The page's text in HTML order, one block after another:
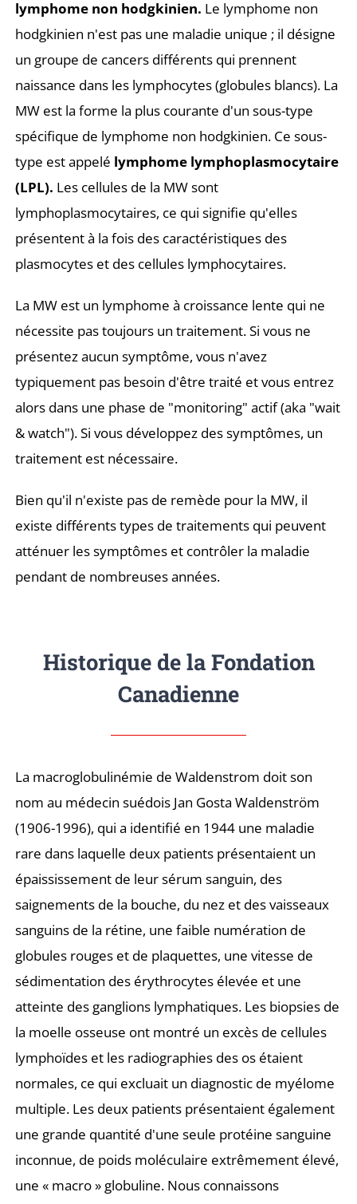
lymphome non hodgkinien. Le lymphome non
hodgkinien n'est pas une maladie unique ; il désigne
un groupe de cancers différents qui prennent
naissance dans les lymphocytes (globules blancs). La
MW est la forme la plus courante d'un sous-type
spécifique de lymphome non hodgkinien. Ce sous-
type est appelé lymphome lymphoplasmocytaire
(LPL). Les cellules de la MW sont
lymphoplasmocytaires, ce qui signifie qu'elles
présentent à la fois des caractéristiques des
plasmocytes et des cellules lymphocytaires.
La MW est un lymphome à croissance lente qui ne
nécessite pas toujours un traitement. Si vous ne
présentez aucun symptôme, vous n'avez
typiquement pas besoin d'être traité et vous entrez
alors dans une phase de "monitoring" actif (aka "wait
& watch"). Si vous développez des symptômes, un
traitement est nécessaire.
Bien qu'il n'existe pas de remède pour la MW, il
existe différents types de traitements qui peuvent
atténuer les symptômes et contrôler la maladie
pendant de nombreuses années.
Historique de la Fondation
Canadienne
La macroglobulinémie de Waldenstrom doit son
nom au médecin suédois Jan Gosta Waldenström
(1906-1996), qui a identifié en 1944 une maladie
rare dans laquelle deux patients présentaient un
épaississement de leur sérum sanguin, des
saignements de la bouche, du nez et des vaisseaux
sanguins de la rétine, une faible numération de
globules rouges et de plaquettes, une vitesse de
sédimentation des érythrocytes élevée et une
atteinte des ganglions lymphatiques. Les biopsies de
la moelle osseuse ont montré un excès de cellules
lymphoïdes et les radiographies des os étaient
normales, ce qui excluait un diagnostic de myélome
multiple. Les deux patients présentaient également
une grande quantité d'une seule protéine sanguine
inconnue, de poids moléculaire extrêmement élevé,
une « macro » globuline. Nous connaissons